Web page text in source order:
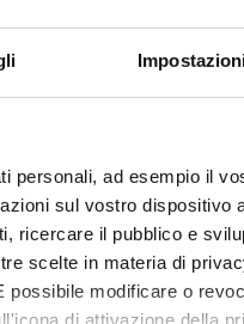
personali, ad esempio il
sul vostro dispositivo
ricercare il pubblico e
scelte in materia di
modificare o
di attivazione della
avere implicazioni per
che (1) una proteina
di “3D domain-
alla base del processo
qual è la RNasi A bovina,
di aggregati,
degli oligomeri della
effetti catalitici, che
a possibili correlazioni
dimerica naturale, la
già fornito e consentito di
nei riguardi di RNA a